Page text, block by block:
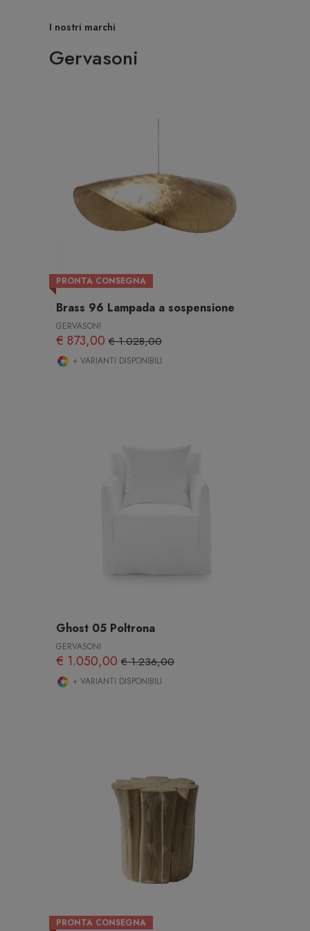
I nostri marchi
Gervasoni
PRONTA CONSEGNA
Brass 96 Lampada a sospensione
GERVASONI
€ 873,00€ 1.028,00
+ VARIANTI DISPONIBILI
Ghost 05 Poltrona
GERVASONI
€ 1.050,00€ 1.236,00
+ VARIANTI DISPONIBILI
PRONTA CONSEGNA